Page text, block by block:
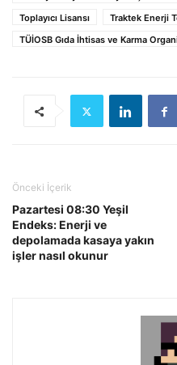
Toplayıcı Lisansı
Traktek Enerji
TÜİOSB Gıda İhtisas ve Karma
Önceki İçerik
Pazartesi 08:30 Yeşil
Endeks: Enerji ve
depolamada kasaya yakın
işler nasıl okunur